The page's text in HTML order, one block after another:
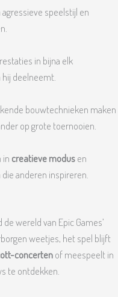
speelstijl en
in bijna elk
hij deelneemt.
bouwtechnieken maken
op grote toernooien.
in creatieve modusen
anderen inspireren.
wereld van Epic Games’
weetjes, het spel blijft
concertenof meespeelt in
te ontdekken.